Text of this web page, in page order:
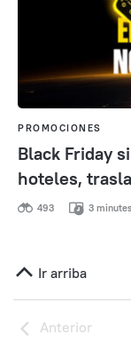
PROMOCIONES
Black Friday
hoteles,
493 3
Ir arriba
Anterior